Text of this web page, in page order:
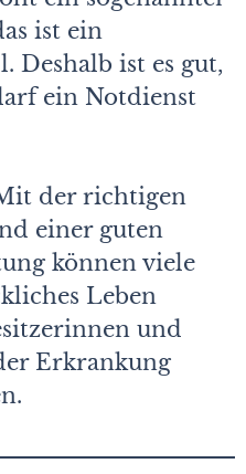
ist ein
Deshalb ist es gut,
ein Notdienst
der richtigen
einer guten
können viele
Leben
und
Erkrankung